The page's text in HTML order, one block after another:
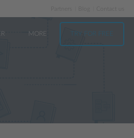
Partners
MORE TRY FOR FREE